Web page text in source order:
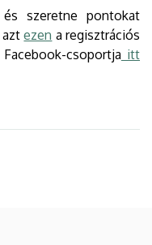
szeretne pontokat
aztezen a regisztrációs
csoportja itt